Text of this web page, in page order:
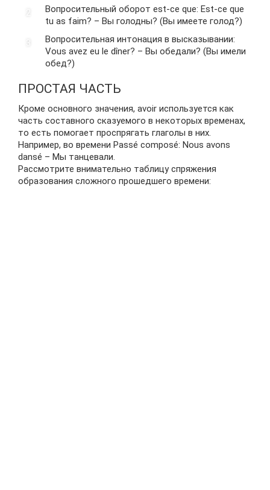
Вопросительный оборот est-ce que: Est-ce que
tu as faim? – Вы голодны? (Вы имеете голод?)
Вопросительная интонация в высказывании:
Vous avez eu le dîner? – Вы обедали? (Вы имели
обед?)
ПРОСТАЯ ЧАСТЬ
Кроме основного значения, avoir используется как
часть составного сказуемого в некоторых временах,
то есть помогает проспрягать глаголы в них.
Например, во времени Passé composé: Nous avons
dansé – Мы танцевали.
Рассмотрите внимательно таблицу спряжения
образования сложного прошедшего времени: